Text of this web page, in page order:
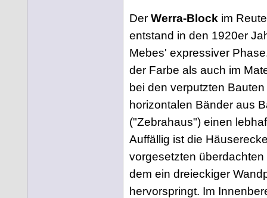
Der Werra-Block im
entstand in den 1920er
Mebes' expressiver
der Farbe als auch im
bei den verputzten Bauten
horizontalen Bänder aus
("Zebrahaus") einen
Auffällig ist die
vorgesetzten überdachten
dem ein dreieckiger
hervorspringt. Im